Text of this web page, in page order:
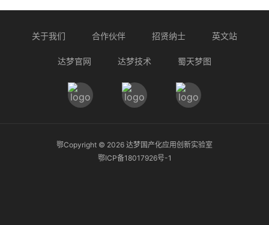
关于我们 合作伙伴 招贤纳士 英文站
达梦官网 达梦技术 蜀天梦图
鄂Copyright © 2026 达梦国产化应用创新实验室
鄂ICP备18017926号-1